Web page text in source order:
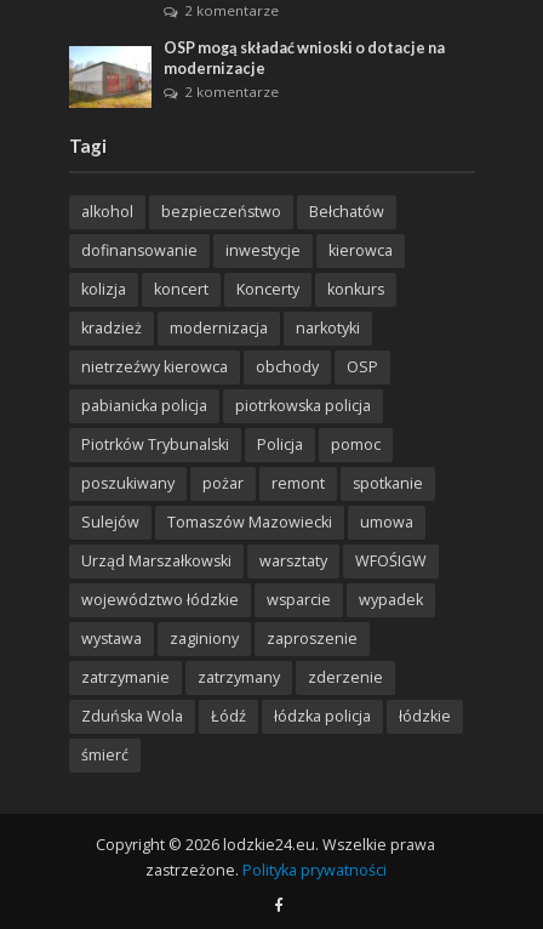
2 komentarze
OSP mogą składać wnioski o dotacje na
modernizacje
2 komentarze
Tagi
alkohol bezpieczeństwo
Bełchatów
dofinansowanie
inwestycje
kierowca
kolizja
koncert Koncerty
konkurs
kradzież
modernizacja
narkotyki
nietrzeźwy kierowca
obchody
OSP
pabianicka policja
piotrkowska policja
Piotrków Trybunalski
Policja
pomoc
poszukiwany
pożar remont
spotkanie
Sulejów
Tomaszów Mazowiecki
umowa
Urząd Marszałkowski
warsztaty
WFOŚIGW
województwo łódzkie
wsparcie
wypadek
wystawa
zaginiony
zaproszenie
zatrzymanie
zatrzymany
zderzenie
Zduńska Wola
Łódź łódzka policja
łódzkie
śmierć
Copyright © 2026 lodzkie24.eu. Wszelkie prawa
zastrzeżone. Polityka prywatności